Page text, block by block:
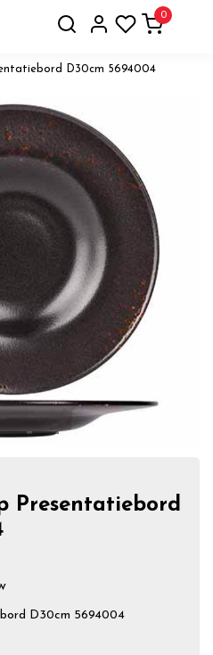
0
D30cm 5694004
Presentatiebord
D30cm 5694004